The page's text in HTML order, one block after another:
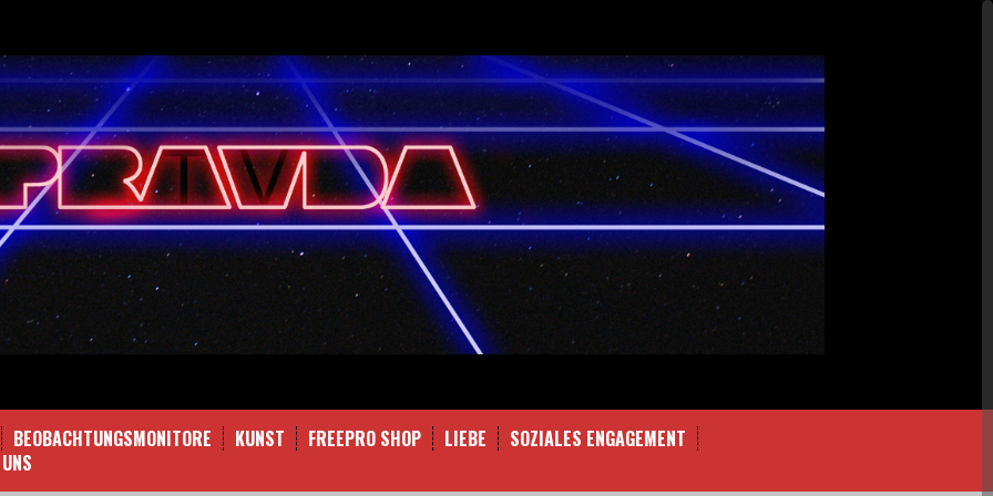
BEOBACHTUNGSMONITORE KUNST FREEPRO SHOP LIEBE
SOZIALES ENGAGEMENT